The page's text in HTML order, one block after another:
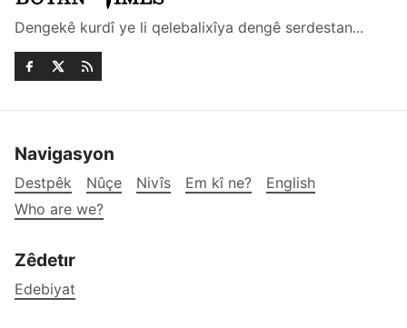
Dengekê kurdî ye li qelebalixîya dengê serdestan...
Navigasyon
Destpêk Nûçe Nivîs Em kî ne?
English
Who are we?
Zêdetır
Edebiyat